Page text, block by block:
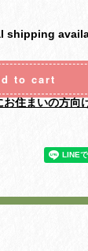
shipping
to cart
お住まいの方向